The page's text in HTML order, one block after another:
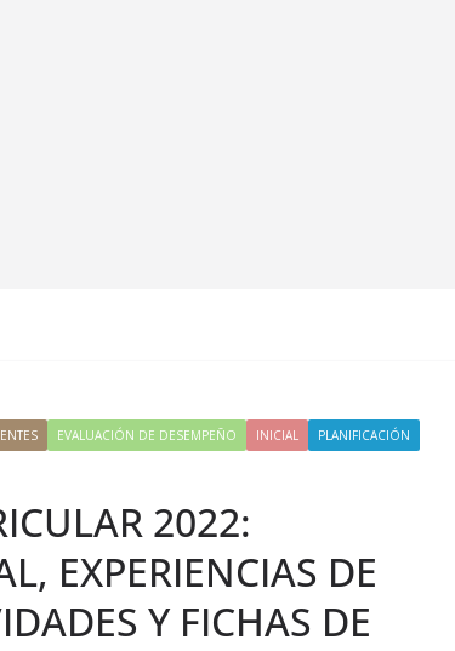
EVALUACIÓN DE DESEMPEÑO INICIAL
PLANIFICACIÓN
2022:
EXPERIENCIAS DE
Y FICHAS DE